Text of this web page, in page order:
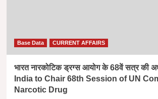
Base Data CURRENT AFFAIRS
भारत नारकोटिक ड्रग्स आयोग के 68वें सत्र की
India to Chair 68th Session of UN
Narcotic Drug